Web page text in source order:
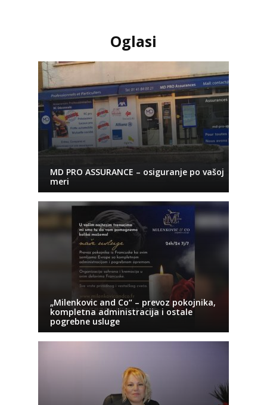
Oglasi
MD PRO ASSURANCE – osiguranje po vašoj
meri
„Milenkovic and Co“ – prevoz pokojnika,
kompletna administracija i ostale
pogrebne usluge